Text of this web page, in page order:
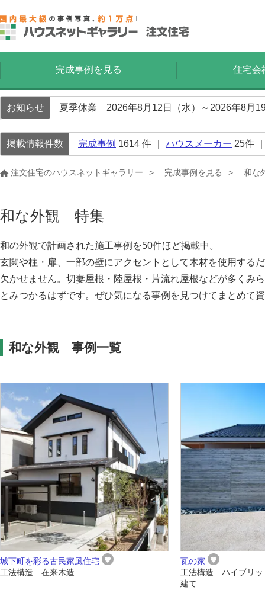
完成事例を見る 住宅会
お知らせ 夏季休業 2026年8月12日（水）～2026年8月
掲載情報件数 完成事例 1614 件 ｜ ハウスメーカー 25件
注文住宅のハウスネットギャラリー 完成事例を見る 和な
和な外観 特集
和の外観で計画された施工事例を50件ほど掲載中。
玄関や柱・扉、一部の壁にアクセントとして木材を使用する
欠かせません。切妻屋根・陸屋根・片流れ屋根などが多くみ
とみつかるはずです。ぜひ気になる事例を見つけてまとめて
和な外観 事例一覧
城下町を彩る古民家風住宅
工法構造 在来木造
瓦の家
工法構造 ハイブリッ
建て